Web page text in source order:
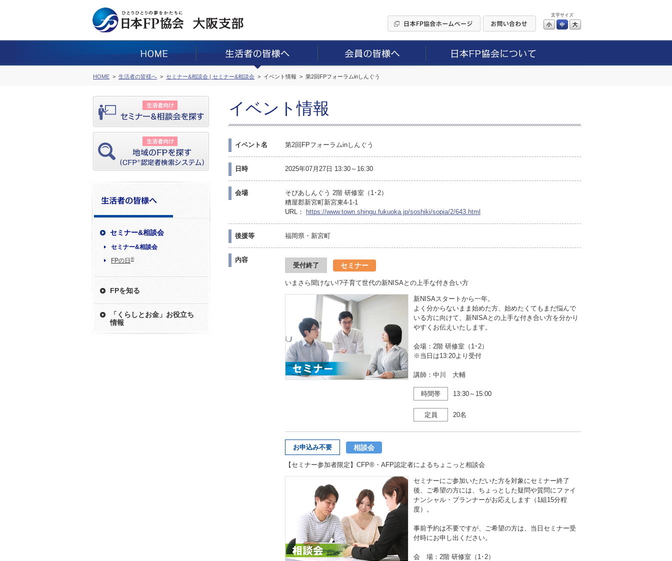
文字サイズ
小 中
HOME 生活者の皆様へ セミナー&相談会 | セミナー&相談会 イベント情報 第2回FPフォーラムinしんぐう
セミナー&相談会
セミナー&相談会
FPの日 ®
FPを知る
「くらしとお金」お役立ち
情報
イベント情報
イベント名 第2回FPフォーラムinしんぐう
日時 2025年07月27日 13:30～16:30
会場
そぴあしんぐう 2階 研修室（1･2）
糟屋郡新宮町新宮東4-1-1
URL：
https://www.town.shingu.fukuoka.jp/soshiki/sopia/2/643.html
後援等 福岡県・新宮町
内容
受付終了 セミナー
いまさら聞けない!?子育て世代の新NISAとの上手な付き合い方
新NISAスタートから一年。
よく分からないまま始めた方、始めたくてもまだ悩んで
いる方に向けて、新NISAとの上手な付き合い方を分かり
やすくお伝えいたします。
会場：2階 研修室（1･2）
※当日は13:20より受付
講師：中川 大輔
時間帯 13:30～15:00
定員 20名
お申込み不要 相談会
【セミナー参加者限定】CFP®・AFP認定者によるちょこっと相談会
セミナーにご参加いただいた方を対象にセミナー終了
後、ご希望の方には、ちょっとした疑問や質問にファイ
ナンシャル・プランナーがお応えします（1組15分程
度）。
事前予約は不要ですが、ご希望の方は、当日セミナー受
付時にお申し出ください。
会 場：2階 研修室（1･2）